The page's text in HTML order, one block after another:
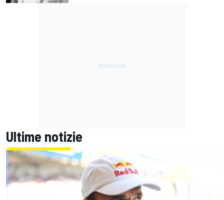
Ultime notizie